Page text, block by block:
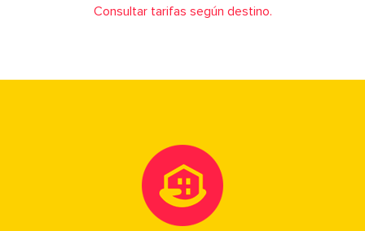
Consultar tarifas según destino.